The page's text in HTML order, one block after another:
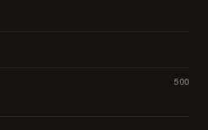
500